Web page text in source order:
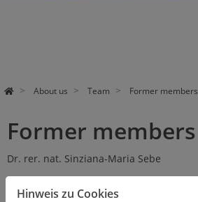
About us Team Former members
Former members
Dr. rer. nat. Sinziana-Maria Sebe
Dr. rer. nat. Sophie Dennisen, M.Sc.
Hinweis zu Cookies